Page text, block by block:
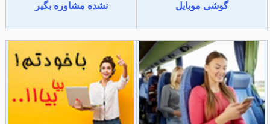
گوشی موبایل
نشده مشاوره بگیر